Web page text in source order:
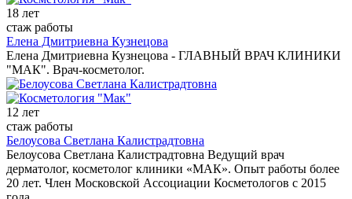
18 лет
стаж работы
Елена Дмитриевна Кузнецова
Елена Дмитриевна Кузнецова - ГЛАВНЫЙ ВРАЧ КЛИНИКИ
"МАК". Врач-косметолог.
12 лет
стаж работы
Белоусова Светлана Калистрадтовна
Белоусова Светлана Калистрадтовна Ведущий врач
дерматолог, косметолог клиники «МАК». Опыт работы более
20 лет. Член Московской Ассоциации Косметологов с 2015